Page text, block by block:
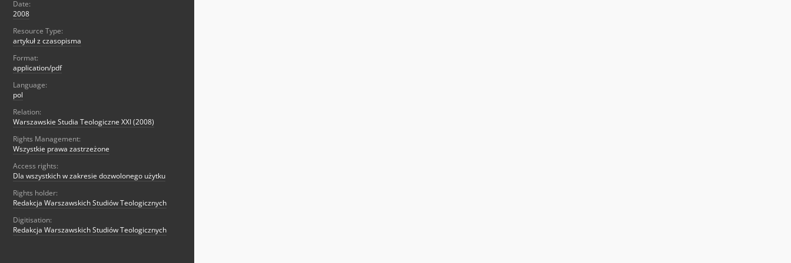
Date:
2008
Resource Type:
artykuł z czasopisma
Format:
application/pdf
Language:
pol
Relation:
Warszawskie Studia Teologiczne XXI (2008)
Rights Management:
Wszystkie prawa zastrzeżone
Access rights:
Dla wszystkich w zakresie dozwolonego użytku
Rights holder:
Redakcja Warszawskich Studiów Teologicznych
Digitisation:
Redakcja Warszawskich Studiów Teologicznych